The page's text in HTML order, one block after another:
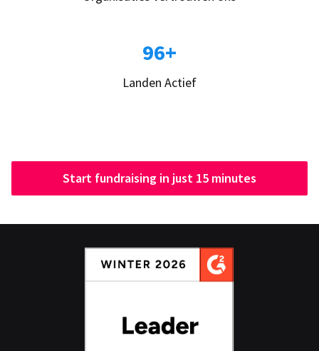
96+
Landen Actief
Start fundraising in just 15 minutes